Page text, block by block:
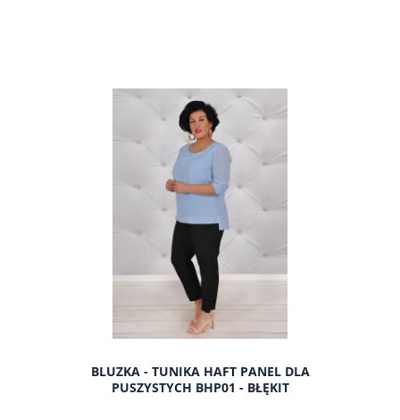
do koszyka
BLUZKA - TUNIKA HAFT PANEL DLA
PUSZYSTYCH BHP01 - BŁĘKIT